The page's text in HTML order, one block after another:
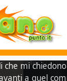
che mi
a quel